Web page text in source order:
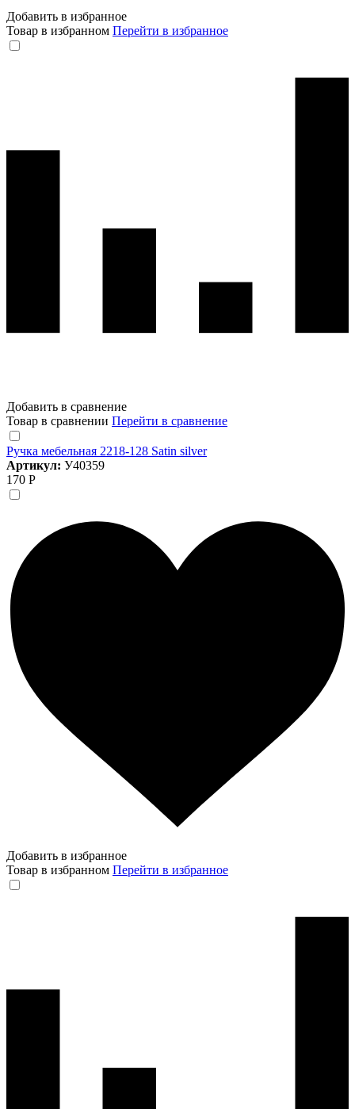
Добавить в избранное
Товар в избранном Перейти в избранное
Добавить в сравнение
Товар в сравнении Перейти в сравнение
Ручка мебельная 2218-128 Satin silver
Артикул: У40359
170 Р
Добавить в избранное
Товар в избранном Перейти в избранное